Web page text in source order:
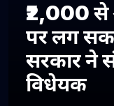
₹2,000
पर लग
सरकार ने
विधेयक